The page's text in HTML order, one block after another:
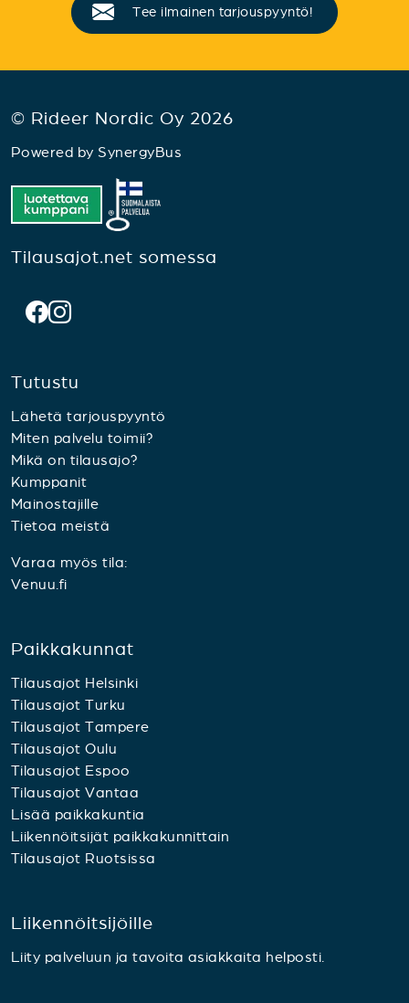
Tee ilmainen tarjouspyyntö!
© Rideer Nordic Oy 2026
Powered by SynergyBus
Tilausajot.net somessa
Tutustu
Lähetä tarjouspyyntö
Miten palvelu toimii?
Mikä on tilausajo?
Kumppanit
Mainostajille
Tietoa meistä
Varaa myös tila:
Venuu.fi
Paikkakunnat
Tilausajot Helsinki
Tilausajot Turku
Tilausajot Tampere
Tilausajot Oulu
Tilausajot Espoo
Tilausajot Vantaa
Lisää paikkakuntia
Liikennöitsijät paikkakunnittain
Tilausajot Ruotsissa
Liikennöitsijöille
Liity palveluun ja tavoita asiakkaita helposti.